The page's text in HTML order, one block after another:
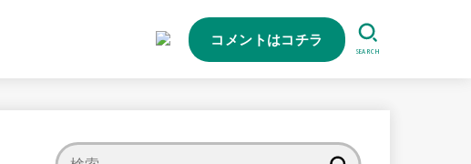
コメントはコチラ
SEARCH